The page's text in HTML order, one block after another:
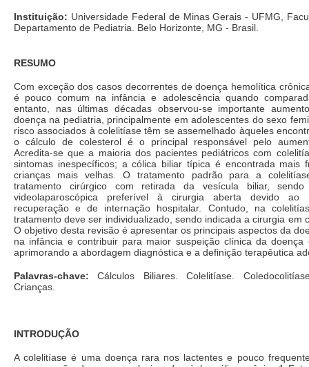
Instituição: Universidade Federal de Minas Gerais - UFMG,
Departamento de Pediatria. Belo Horizonte, MG - Brasil.
RESUMO
Com exceção dos casos decorrentes de doença hemolítica
é pouco comum na infância e adolescência quando
entanto, nas últimas décadas observou-se importante
doença na pediatria, principalmente em adolescentes do sexo
risco associados à colelitíase têm se assemelhado àqueles
o cálculo de colesterol é o principal responsável pelo
Acredita-se que a maioria dos pacientes pediátricos com
sintomas inespecíficos; a cólica biliar típica é encontrada mais
crianças mais velhas. O tratamento padrão para a
tratamento cirúrgico com retirada da vesícula biliar, sendo
videolaparoscópica preferível à cirurgia aberta devido ao
recuperação e de internação hospitalar. Contudo, na
tratamento deve ser individualizado, sendo indicada a cirurgia em
O objetivo desta revisão é apresentar os principais aspectos da
na infância e contribuir para maior suspeição clínica da doença
aprimorando a abordagem diagnóstica e a definição terapêutica
Palavras-chave: Cálculos Biliares. Colelitíase.
Crianças.
INTRODUÇÃO
A colelitíase é uma doença rara nos lactentes e pouco